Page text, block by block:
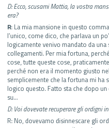
D: Ecco, scusami Mattia, la vostra
era?
R: La mia mansione in questo
l’unico, come dico, che parlava un
logicamente venivo mandato da
collegamenti. Per mia fortuna,
cose, tutte queste cose,
perché non era il momento giusto
semplicemente che la fortuna mi ha
logico questo. Fatto sta che dopo
su…
D: Voi dovevate recuperare gli ordigni
R: No, dovevamo disinnescare gli